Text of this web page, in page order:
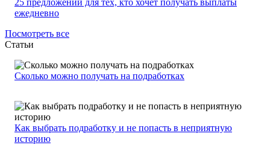
25 предложений для тех, кто хочет получать выплаты
ежедневно
Посмотреть все
Статьи
Сколько можно получать на подработках
Как выбрать подработку и не попасть в неприятную
историю